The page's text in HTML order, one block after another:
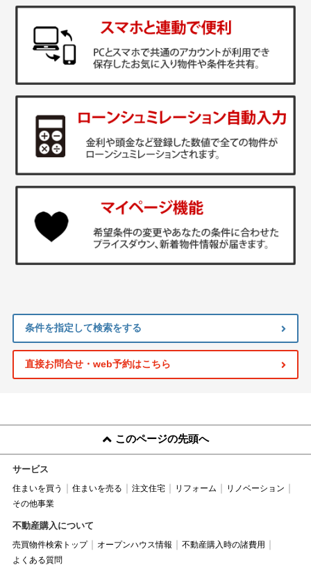
条件を指定して検索をする
直接お問合せ・web予約はこちら
このページの先頭へ
サービス
住まいを買う 住まいを売る 注文住宅 リフォーム
リノベーション
その他事業
不動産購入について
売買物件検索トップ オープンハウス情報
不動産購入時の諸費用
よくある質問